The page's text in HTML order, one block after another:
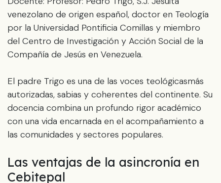
venezolano de origen español, doctor en Teología
por la Universidad Pontificia Comillas y miembro
del Centro de Investigación y Acción Social de la
Compañía de Jesús en Venezuela.
El padre Trigo es una de las voces teológicasmás
autorizadas, sabias y coherentes del continente. Su
docencia combina un profundo rigor académico
con una vida encarnada en el acompañamiento a
las comunidades y sectores populares.
Las ventajas de la asincronía en
Cebitepal